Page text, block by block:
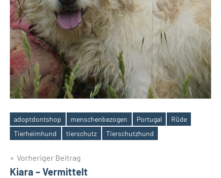
Schlagwörter
adoptdontshop menschenbezogen Portugal
Rüde
Tierheimhund
tierschutz Tierschutzhund
Beitragsnavigation
Vorheriger Beitrag
Kiara – Vermittelt